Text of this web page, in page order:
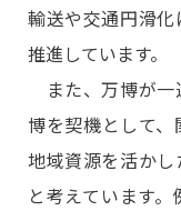
輸送や交通円滑
推進しています。
また、万博が一
博を契機として
地域資源を活か
と考えています